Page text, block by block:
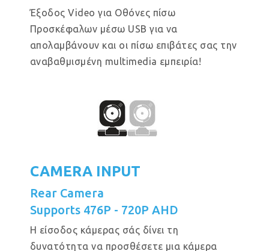
Έξοδος Video για Οθόνες πίσω
Προσκέφαλων μέσω USB για να
απολαμβάνουν και οι πίσω επιβάτες σας την
αναβαθμισμένη multimedia εμπειρία!
CAMERA INPUT
Rear Camera
Supports 476P - 720P AHD
Η είσοδος κάμερας σάς δίνει τη
δυνατότητα να προσθέσετε μια κάμερα